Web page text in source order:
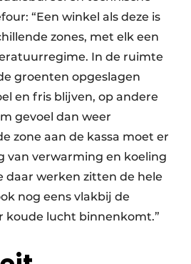
“Een winkel als deze is
zones, met elk een
In de ruimte
groenten opgeslagen
en fris blijven, op andere
gevoel dan weer
zone aan de kassa moet er
van verwarming en koeling
daar werken zitten de hele
nog eens vlakbij de
koude lucht binnenkomt.”